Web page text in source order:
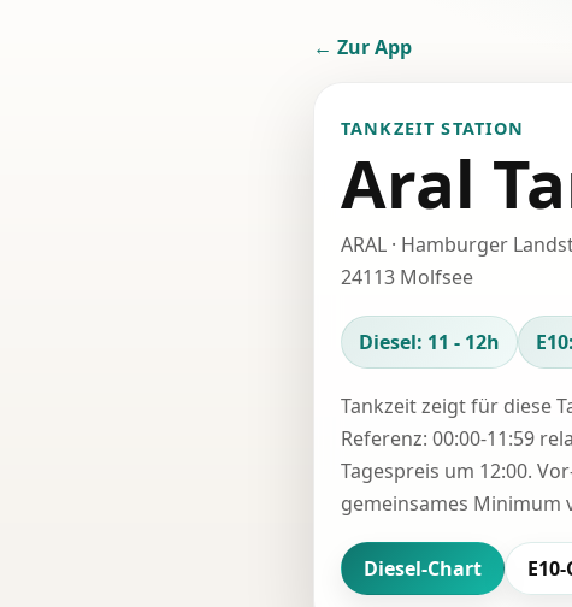
← Zur App
TANKZEIT STATION
Aral
ARAL · Hamburger
24113 Molfsee
Diesel: 11 - 12h
Tankzeit zeigt für diese
Referenz: 00:00-11:59
Tagespreis um 12:00.
gemeinsames Minimum
Diesel-Chart